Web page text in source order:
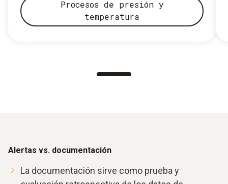
Procesos de presión y
temperatura
Alertas vs. documentación
La documentación sirve como prueba y